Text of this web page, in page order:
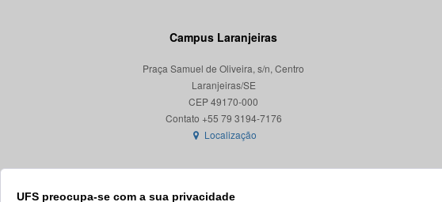
UFS preocupa-se com a sua privacidade
Campus Laranjeiras
Praça Samuel de Oliveira, s/n, Centro
Laranjeiras/SE
CEP 49170-000
Localização